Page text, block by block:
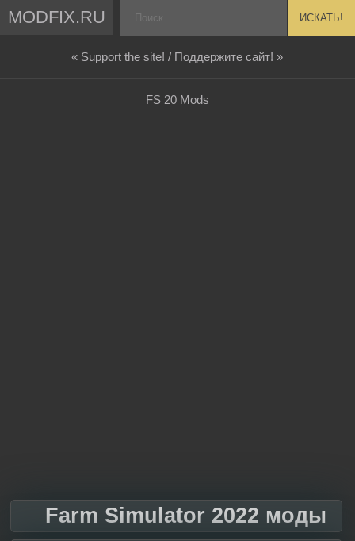
MODFIX.RU ИСКАТЬ!
« Support the site! / Поддержите сайт! »
FS 20 Mods
Farm Simulator 2022 моды